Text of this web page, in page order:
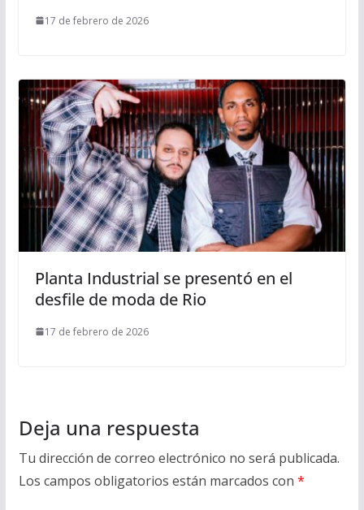
17 de febrero de 2026
Planta Industrial se presentó en el
desfile de moda de Rio
17 de febrero de 2026
Deja una respuesta
Tu dirección de correo electrónico no será publicada.
Los campos obligatorios están marcados con *